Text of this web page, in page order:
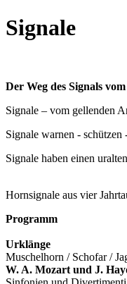
Signale
Der Weg des Signals
Signale – vom gellenden
Signale warnen -
Signale haben einen
Hornsignale aus vier
Programm
Urklänge
Muschelhorn / Schofar /
W. A. Mozart und J.